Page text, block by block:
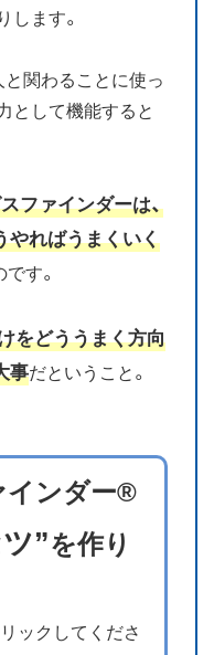
ます。
関わることに使っ
として機能すると
ファインダーは、
ればうまくいく
す。
をどううまく方向
事だということ。
インダー®
”を作り
ックしてくださ